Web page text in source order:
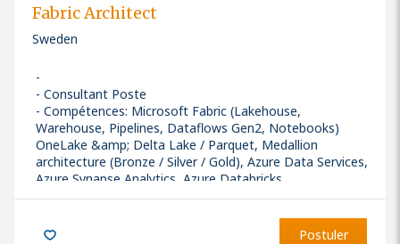
Fabric Architect
Sweden
Consultant Poste
Compétences: Microsoft Fabric (Lakehouse,
Warehouse, Pipelines, Dataflows Gen2, Notebooks)
OneLake &amp; Delta Lake / Parquet, Medallion
architecture (Bronze / Silver / Gold), Azure Data Services,
Azure Synapse Analytics, Azure Databricks
Seniority: Senior
Postuler